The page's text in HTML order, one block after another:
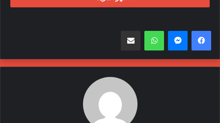
واتساب